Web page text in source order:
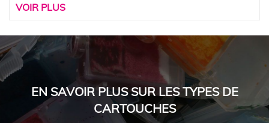
VOIR PLUS
EN SAVOIR PLUS SUR LES TYPES DE
CARTOUCHES